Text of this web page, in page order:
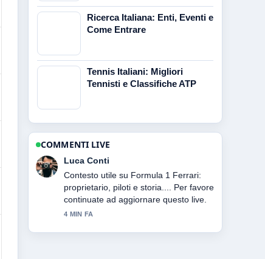
Ricerca Italiana: Enti, Eventi e
Come Entrare
Tennis Italiani: Migliori
Tennisti e Classifiche ATP
COMMENTI LIVE
Andrea Greco
La copertura di Manovra finanziaria
2026: cosa prevede e cosa... sembra
solida e molto facile da seguire.
6 MIN FA